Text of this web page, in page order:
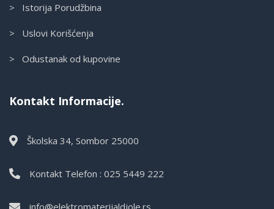
> Istorija Porudžbina
> Uslovi Korišćenja
> Odustanak od kupovine
Kontakt Informacije.
Školska 34, Sombor 25000
Kontakt Telefon : 025 5449 222
info@elektromaterijaldjole.rs